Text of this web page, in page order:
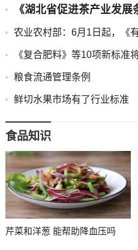
《湖北省促进茶产业发
农业农村部：6月1日起，《
《复合肥料》等10项新标准
粮食流通管理条例
鲜切水果市场有了行业标准
食品知识
芹菜和洋葱 能帮助降血压吗